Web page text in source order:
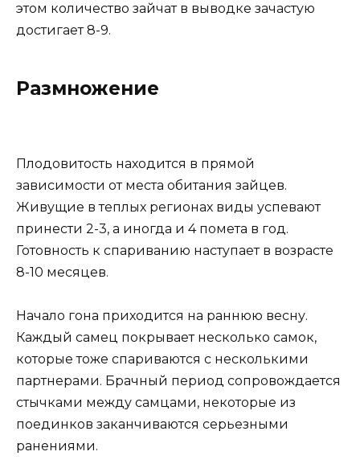
этом количество зайчат в выводке зачастую
достигает 8-9.
Размножение
Плодовитость находится в прямой
зависимости от места обитания зайцев.
Живущие в теплых регионах виды успевают
принести 2-3, а иногда и 4 помета в год.
Готовность к спариванию наступает в возрасте
8-10 месяцев.
Начало гона приходится на раннюю весну.
Каждый самец покрывает несколько самок,
которые тоже спариваются с несколькими
партнерами. Брачный период сопровождается
стычками между самцами, некоторые из
поединков заканчиваются серьезными
ранениями.